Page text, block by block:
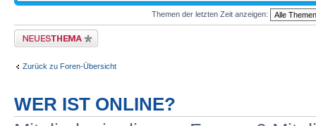
Themen der letzten Zeit anzeigen:
Neues Thema erstellen
Zurück zu Foren-Übersicht
WER IST ONLINE?